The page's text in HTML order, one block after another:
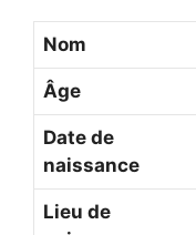
Nom
Âge
Date de
naissance
Lieu de